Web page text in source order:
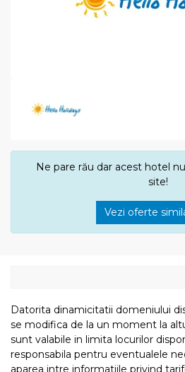
Ne pare rău dar acest hotel
site!
Vezi oferte
Datorita dinamicitatii domeniului
se modifica de la un moment la
sunt valabile in limita locurilor
responsabila pentru eventualele
aparea intre informatiile privind